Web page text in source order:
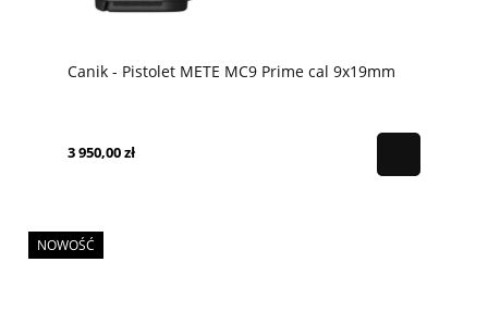
Canik - Pistolet METE MC9 Prime cal 9x19mm
3 950,00 zł
NOWOŚĆ